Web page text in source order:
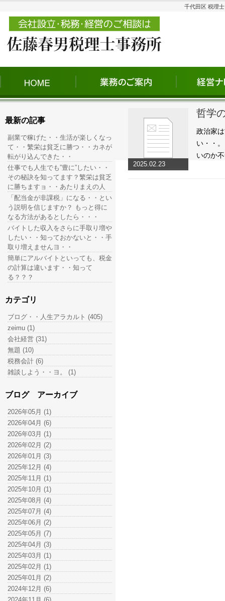
千代田区 税理
2025.02.23
哲学
政治家
い・・
いのか
最新の記事
副業で稼げた・・生活が楽しくなっ
て・・繁栄は貧乏に勝つ・・カネが
転がり込んできた・・
仕事でも人生でも”豊に”したい・・
その秘訣を知ってます？繁栄は貧乏
に勝ちますョ・・あたりまえの人
「配当金が非課税」になる・・とい
う説明を信じますか？ もっと得に
なる方法があるとしたら・・・
バイトした収入をさらに手取り増や
したい・・知っておかないと・・手
取り増えませんヨ・・
簡単にアルバイトといっても、税金
の計算は違います・・知って
る？？？
カテゴリ
ブログ・・人生アラカルト (405)
zeimu (1)
会社経営 (31)
無題 (10)
税務会計 (6)
雑談しよう・・ヨ。 (1)
ブログ アーカイブ
2026年05月 (1)
2026年04月 (6)
2026年03月 (1)
2026年02月 (2)
2026年01月 (3)
2025年12月 (4)
2025年11月 (1)
2025年10月 (1)
2025年08月 (4)
2025年07月 (4)
2025年06月 (2)
2025年05月 (7)
2025年04月 (3)
2025年03月 (1)
2025年02月 (1)
2025年01月 (2)
2024年12月 (6)